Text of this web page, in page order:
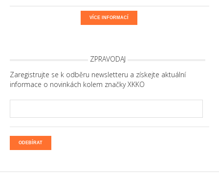
VÍCE INFORMACÍ
ZPRAVODAJ
Zaregistrujte se k odběru newsletteru a získejte aktuální
informace o novinkách kolem značky XKKO
ODEBÍRAT